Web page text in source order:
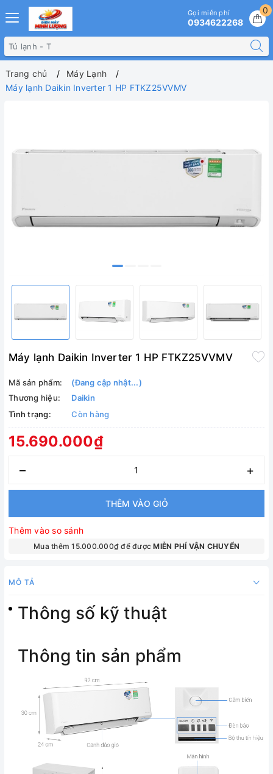
0
Gọi miễn phí
0934622268
Trang chủ
Máy Lạnh
Máy lạnh Daikin Inverter 1 HP FTKZ25VVMV
Máy lạnh Daikin Inverter 1 HP FTKZ25VVMV
Mã sản phẩm:
(Đang cập nhật...)
Thương hiệu:
Daikin
Tình trạng:
Còn hàng
15.690.000₫
– +
THÊM VÀO GIỎ
Thêm vào so sánh
Mua thêm 15.000.000₫ để đượcMIỄN PHÍ VẬN CHUYỂN
MÔ TẢ
Thông số kỹ thuật
Thông tin sản phẩm